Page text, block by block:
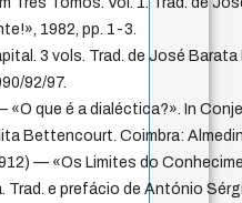
1982, pp. 1-3.
3 vols. Trad. de José
92/97.
«O que é a dialéctica?». In
Bettencourt. Coimbra:
— «Os Limites do
Trad. e prefácio de António